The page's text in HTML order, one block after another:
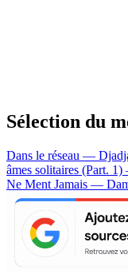
Sélection du
Dans le réseau —
âmes solitaires (Part.
Ne Ment Jamais —